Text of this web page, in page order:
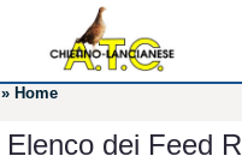
» Home
Elenco dei Feed